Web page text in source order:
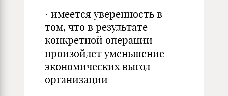
· имеется уверенность в
том, что в результате
конкретной операции
произойдет уменьшение
экономических выгод
организации